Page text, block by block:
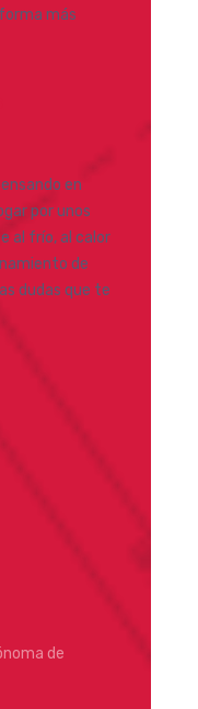
más
en
por unos
al frío, al calor
de
dudas que te
de